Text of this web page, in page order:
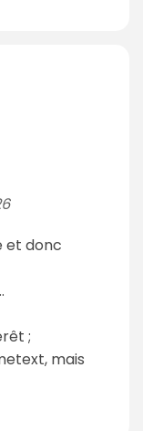
et donc
;
mais